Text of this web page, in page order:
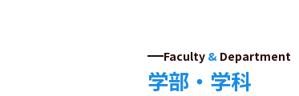
Faculty & Department
学部・学科